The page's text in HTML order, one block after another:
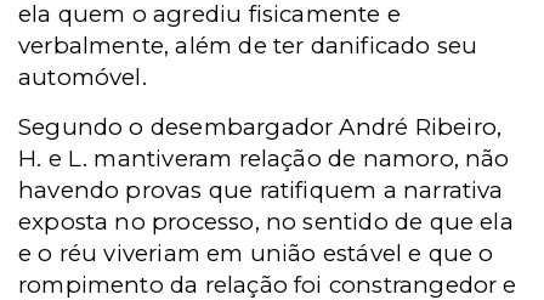
ela quem o agrediu fisicamente e
verbalmente, além de ter danificado seu
automóvel.
Segundo o desembargador André Ribeiro,
H. e L. mantiveram relação de namoro, não
havendo provas que ratifiquem a narrativa
exposta no processo, no sentido de que ela
e o réu viveriam em união estável e que o
rompimento da relação foi constrangedor e